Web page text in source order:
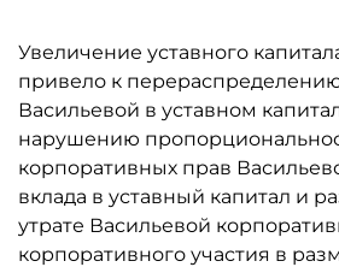
Увеличение уставного
привело к
Васильевой в уставном
нарушению
корпоративных прав
вклада в уставный капитал и
утрате Васильевой
корпоративного участия в